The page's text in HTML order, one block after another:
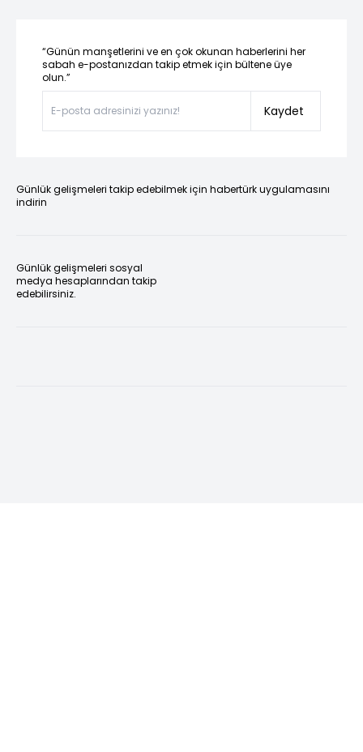
“Günün manşetlerini ve en çok okunan haberlerini her
sabah e-postanızdan takip etmek için bültene üye
olun.”
Kaydet
Günlük gelişmeleri takip edebilmek için habertürk uygulamasını
indirin
Günlük gelişmeleri sosyal
medya hesaplarından takip
edebilirsiniz.